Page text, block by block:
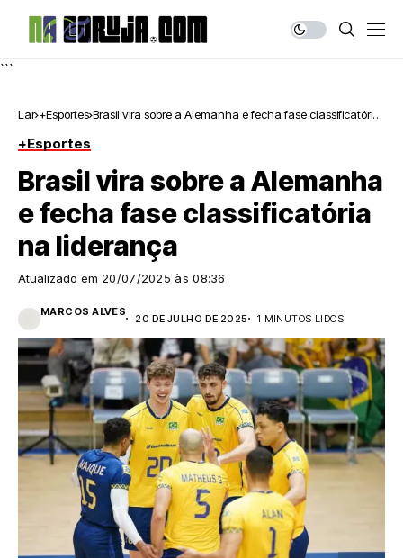
```
Lar +Esportes Brasil vira sobre a Alemanha e fecha fase classificatória
+Esportes
Brasil vira sobre a Alemanha
e fecha fase classificatória
na liderança
Atualizado em 20/07/2025 às 08:36
MARCOS ALVES
20 DE JULHO DE 2025 1 MINUTOS LIDOS